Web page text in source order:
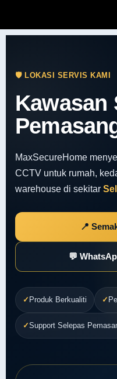
content
🛡 LOKASI SERVIS KAMI
Kawasan
MaxSecureHome
CCTV untuk rumah,
warehouse di sekitar
📍
💬
✓ Produk Berkualiti ✓
✓Support Selepas